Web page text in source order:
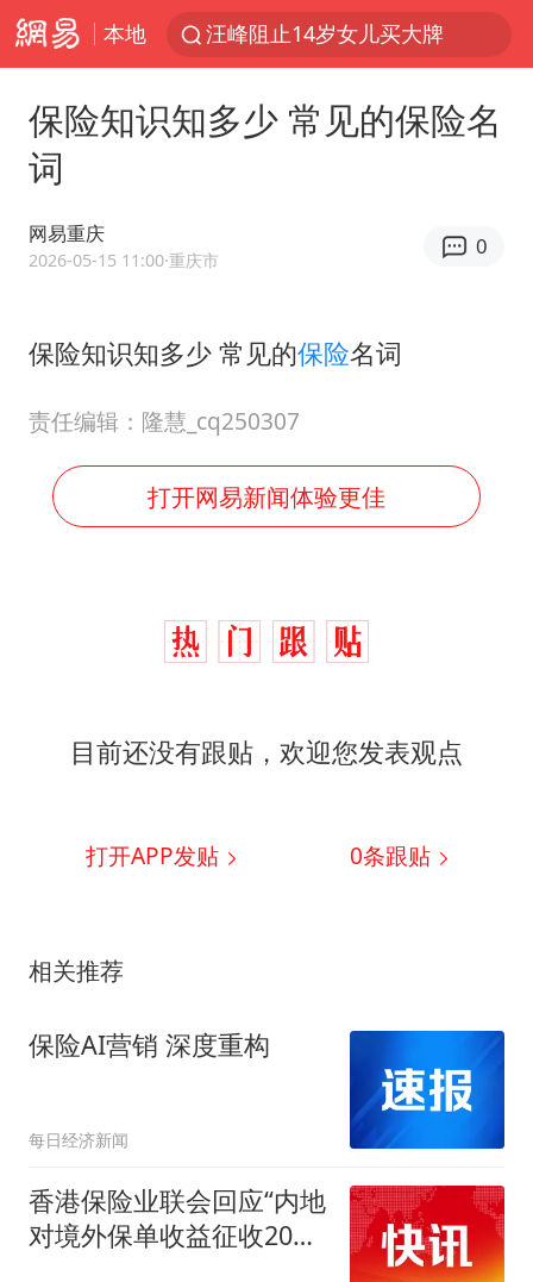
本地
汪峰阻止14岁女儿买大牌
四川宜宾市高县发生4.9级地震
佛山通报笔试前13被淘汰后5名进体检
改名后的“青海拉面”店
台风灿鸿未来对中国无影响
立秋的仪式感
东方之约 相约未来
保险知识知多少 常见的保险名
词
网易重庆
2026-05-15 11:00·重庆市
0
保险知识知多少 常见的保险名词
责任编辑：隆慧_cq250307
打开网易新闻体验更佳
目前还没有跟贴，欢迎您发表观点
打开APP发贴 0条跟贴
相关推荐
保险AI营销 深度重构
每日经济新闻
香港保险业联会回应“内地
对境外保单收益征收20%